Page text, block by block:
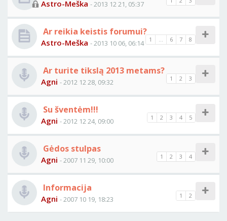
Astro-Meška - 2013 12 21, 05:37
Ar reikia keistis forumui?
1 ... 6 7 8
Astro-Meška - 2013 10 06, 06:14
Ar turite tikslą 2013 metams?
1 2 3
Agni - 2012 12 28, 09:32
Su šventėm!!!
1 2 3 4 5
Agni - 2012 12 24, 09:00
Gėdos stulpas
1 2 3 4
Agni - 2007 11 29, 10:00
Informacija
1 2
Agni - 2007 10 19, 18:23